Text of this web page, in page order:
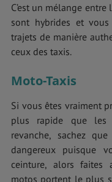
C’est un mélange entre
sont hybrides et
trajets de manière
ceux des taxis.
Moto-Taxis
Si vous êtes vraiment
plus rapide que les
revanche, sachez
dangereux puisque
ceinture, alors faites
motos portent le plus